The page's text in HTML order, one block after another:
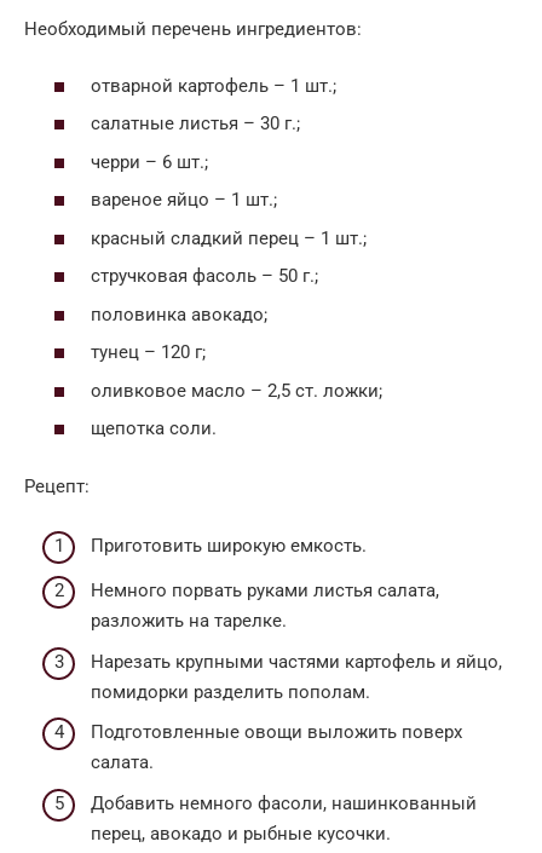
Необходимый перечень ингредиентов:
отварной картофель – 1 шт.;
салатные листья – 30 г.;
черри – 6 шт.;
вареное яйцо – 1 шт.;
красный сладкий перец – 1 шт.;
стручковая фасоль – 50 г.;
половинка авокадо;
тунец – 120 г;
оливковое масло – 2,5 ст. ложки;
щепотка соли.
Рецепт:
Приготовить широкую емкость.
Немного порвать руками листья салата,
разложить на тарелке.
Нарезать крупными частями картофель и яйцо,
помидорки разделить пополам.
Подготовленные овощи выложить поверх
салата.
Добавить немного фасоли, нашинкованный
перец, авокадо и рыбные кусочки.